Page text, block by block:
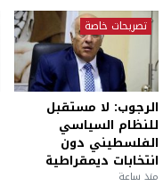
تصريحات خاصة
الرجوب: لا مستقبل
للنظام السياسي
الفلسطيني دون
انتخابات ديمقراطية
منذ ساعة